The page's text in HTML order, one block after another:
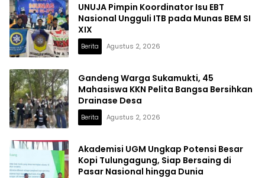
UNUJA Pimpin Koordinator Isu EBT
Nasional Ungguli ITB pada Munas BEM SI
XIX
Berita Agustus 2, 2026
Gandeng Warga Sukamukti, 45
Mahasiswa KKN Pelita Bangsa Bersihkan
Drainase Desa
Berita Agustus 2, 2026
Akademisi UGM Ungkap Potensi Besar
Kopi Tulungagung, Siap Bersaing di
Pasar Nasional hingga Dunia